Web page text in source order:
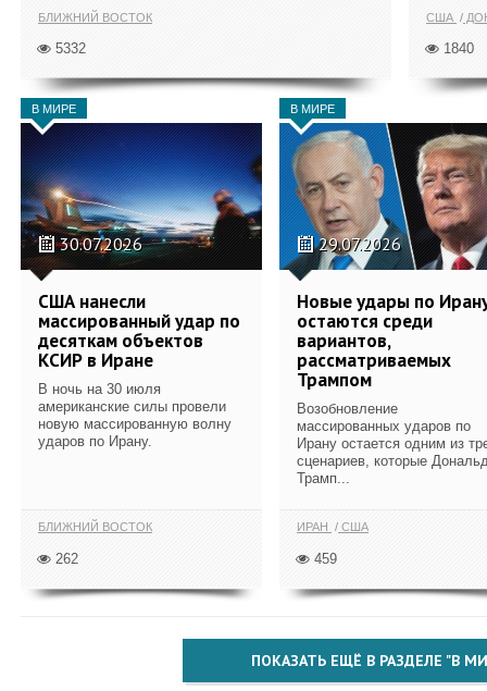
БЛИЖНИЙ ВОСТОК
5332
США
1840
В МИРЕ
30.07.2026
США нанесли
массированный удар по
десяткам объектов
КСИР в Иране
В ночь на 30 июля
американские силы провели
новую массированную волну
ударов по Ирану.
БЛИЖНИЙ ВОСТОК
262
В МИРЕ
29.07.2026
Новые удары по
остаются среди
вариантов,
рассматриваемых
Трампом
Возобновление
массированных ударов по
Ирану остается одним из
сценариев, которые
Трамп...
ИРАН США
459
ПОКАЗАТЬ ЕЩЁ В РАЗДЕЛЕ "В